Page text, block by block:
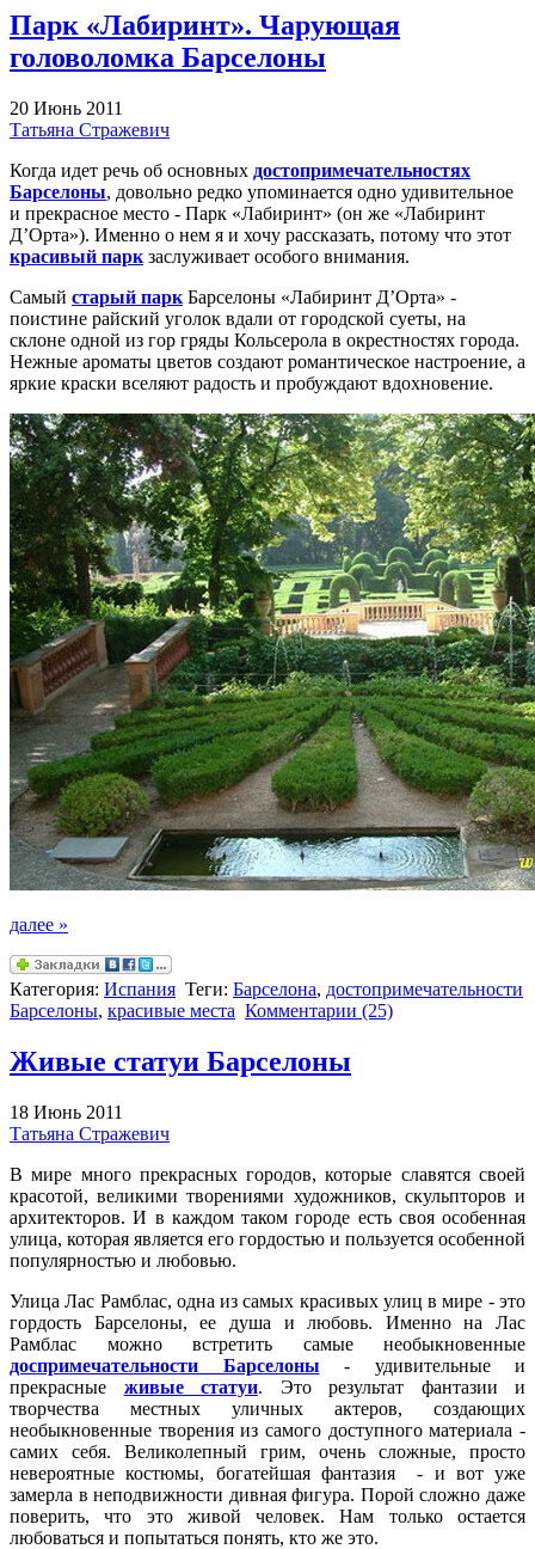
Парк «Лабиринт». Чарующая
головоломка Барселоны
20 Июнь 2011
Татьяна Стражевич
Когда идет речь об основных достопримечательностях
Барселоны, довольно редко упоминается одно удивительное
и прекрасное место - Парк «Лабиринт» (он же «Лабиринт
Д’Орта»). Именно о нем я и хочу рассказать, потому что этот
красивый парк заслуживает особого внимания.
Самый старый парк Барселоны «Лабиринт Д’Орта» -
поистине райский уголок вдали от городской суеты, на
склоне одной из гор гряды Кольсерола в окрестностях города.
Нежные ароматы цветов создают романтическое настроение, а
яркие краски вселяют радость и пробуждают вдохновение.
далее »
Категория: Испания Теги: Барселона, достопримечательности
Барселоны, красивые места Комментарии (25)
Живые статуи Барселоны
18 Июнь 2011
Татьяна Стражевич
В мире много прекрасных городов, которые славятся своей
красотой, великими творениями художников, скульпторов и
архитекторов. И в каждом таком городе есть своя особенная
улица, которая является его гордостью и пользуется особенной
популярностью и любовью.
Улица Лас Рамблас, одна из самых красивых улиц в мире - это
гордость Барселоны, ее душа и любовь. Именно на Лас
Рамблас можно встретить самые необыкновенные
доспримечательности Барселоны - удивительные и
прекрасные живые статуи. Это результат фантазии и
творчества местных уличных актеров, создающих
необыкновенные творения из самого доступного материала -
самих себя. Великолепный грим, очень сложные, просто
невероятные костюмы, богатейшая фантазия - и вот уже
замерла в неподвижности дивная фигура. Порой сложно даже
поверить, что это живой человек. Нам только остается
любоваться и попытаться понять, кто же это.